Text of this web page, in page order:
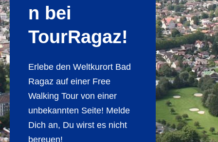
n bei
TourRagaz!
Erlebe den Weltkurort Bad
Ragaz auf einer Free
Walking Tour von einer
unbekannten Seite! Melde
Dich an, Du wirst es nicht
bereuen!